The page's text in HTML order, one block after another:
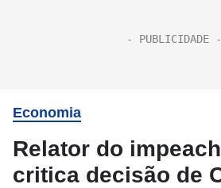
Economia
Relator do
critica decisão de